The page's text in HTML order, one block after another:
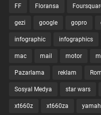
FF Floransa
gezi google gopro
infographic infographics
mac mail motor
Pazarlama reklam
Sosyal Medya star wars
xt660z xt660za